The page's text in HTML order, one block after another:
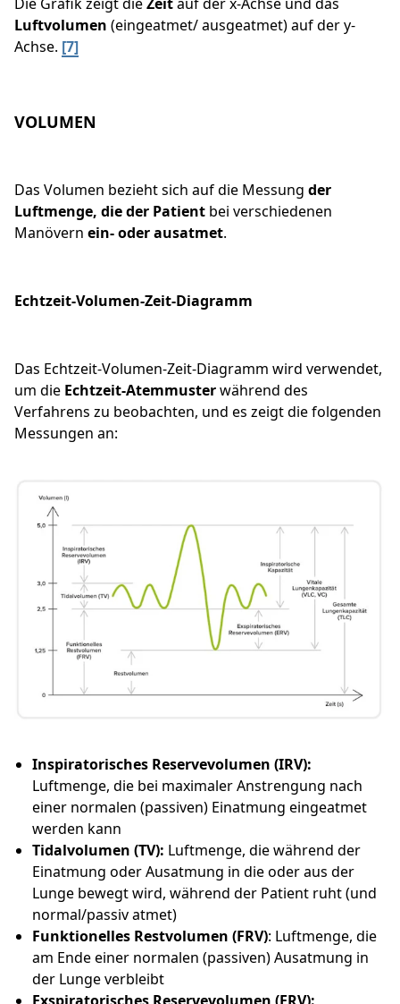
Luftvolumen (eingeatmet/ ausgeatmet) auf der y-
Achse. [7]
VOLUMEN
Das Volumen bezieht sich auf die Messung der
Luftmenge, die der Patient bei verschiedenen
Manövern ein- oder ausatmet.
Echtzeit-Volumen-Zeit-Diagramm
Das Echtzeit-Volumen-Zeit-Diagramm wird verwendet,
um die Echtzeit-Atemmusterwährend des
Verfahrens zu beobachten, und es zeigt die folgenden
Messungen an:
Inspiratorisches Reservevolumen (IRV):
Luftmenge, die bei maximaler Anstrengung nach
einer normalen (passiven) Einatmung eingeatmet
werden kann
Tidalvolumen (TV): Luftmenge, die während der
Einatmung oder Ausatmung in die oder aus der
Lunge bewegt wird, während der Patient ruht (und
normal/passiv atmet)
Funktionelles Restvolumen (FRV): Luftmenge, die
am Ende einer normalen (passiven) Ausatmung in
der Lunge verbleibt